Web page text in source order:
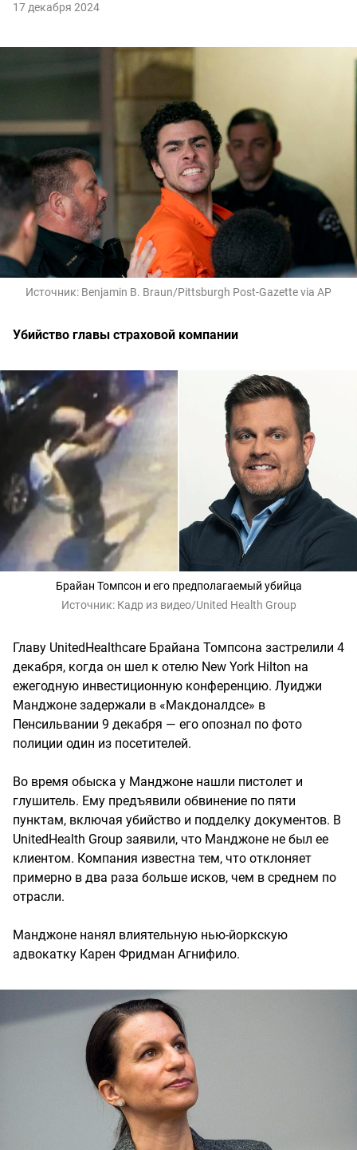
17 декабря 2024
Источник: Benjamin B. Braun/Pittsburgh Post-Gazette via AP
Убийство главы страховой компании
Брайан Томпсон и его предполагаемый убийца
Источник: Кадр из видео/United Health Group
Главу UnitedHealthcare Брайана Томпсона застрелили 4
декабря, когда он шел к отелю New York Hilton на
ежегодную инвестиционную конференцию. Луиджи
Манджоне задержали в «Макдоналдсе» в
Пенсильвании 9 декабря — его опознал по фото
полиции один из посетителей.
Во время обыска у Манджоне нашли пистолет и
глушитель. Ему предъявили обвинение по пяти
пунктам, включая убийство и подделку документов. В
UnitedHealth Group заявили, что Манджоне не был ее
клиентом. Компания известна тем, что отклоняет
примерно в два раза больше исков, чем в среднем по
отрасли.
Манджоне нанял влиятельную нью-йоркскую
адвокатку Карен Фридман Агнифило.